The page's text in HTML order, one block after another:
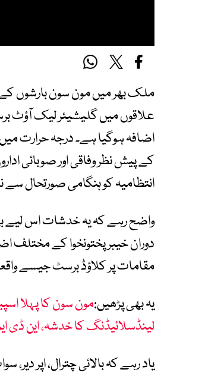
ملک بھر میں مون سون بارشوں کے
علاقوں میں گلیشیئر لیک آؤٹ
اضافہ ہوگیا ہے۔ درجہ حرارت
کے پیش نظر وفاقی اور صوبائی
انتظامیہ کو ہنگامی صورتحال
واضح رہے کہ یہ خدشات اس لیے
دوران خیبر پختونخوا کے مختلف
مقامات پر کلاؤڈ برسٹ جیسے
یہ بھی پڑھیں:مون سون کا پہلا
لینڈسلائیڈنگ کا خدشہ، این ڈی
یاد رہے کہ بالائی چترال، اپر